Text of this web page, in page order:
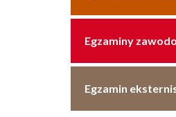
Egzaminy
Egzamin